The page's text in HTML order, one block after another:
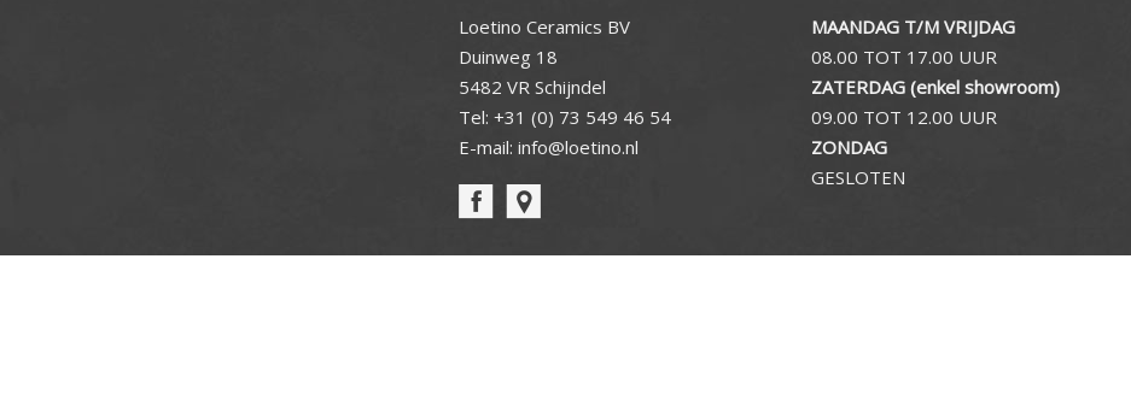
Loetino Ceramics BV
Duinweg 18
5482 VR Schijndel
Tel: +31 (0) 73 549 46 54
E-mail: info@loetino.nl
MAANDAG T/M VRIJDAG
08.00 TOT 17.00 UUR
ZATERDAG (enkel showroom)
09.00 TOT 12.00 UUR
ZONDAG
GESLOTEN